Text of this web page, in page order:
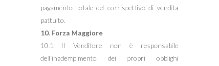
pagamento totale del corrispettivo di vendita
pattuito.
10. Forza Maggiore
10.1 Il Venditore non è responsabile
dell’inadempimento dei propri obblighi